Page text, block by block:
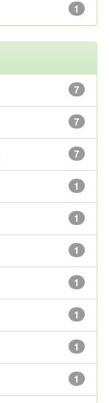
1
7
7
7
1
1
1
1
1
1
1